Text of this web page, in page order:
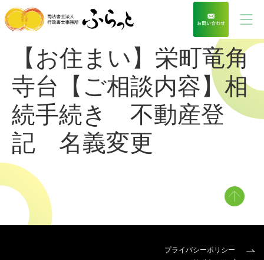
【お住まい】栄町竜角
寺台【ご相談内容】相
続手続き 不動産登
記 名義変更
プライバシーポリシー